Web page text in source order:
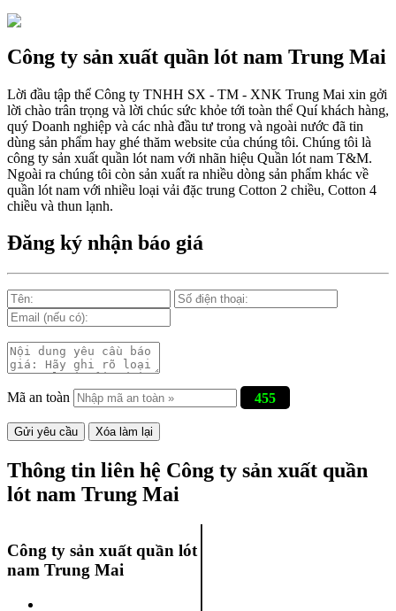
Công ty sản xuất quần lót nam Trung Mai
Lời đầu tập thể Công ty TNHH SX - TM - XNK Trung Mai xin gởi
lời chào trân trọng và lời chúc sức khỏe tới toàn thể Quí khách hàng,
quý Doanh nghiệp và các nhà đầu tư trong và ngoài nước đã tin
dùng sản phẩm hay ghé thăm website của chúng tôi. Chúng tôi là
công ty sản xuất quần lót nam với nhãn hiệu Quần lót nam T&M.
Ngoài ra chúng tôi còn sản xuất ra nhiều dòng sản phẩm khác về
quần lót nam với nhiều loại vải đặc trung Cotton 2 chiều, Cotton 4
chiều và thun lạnh.
Đăng ký nhận báo giá
Mã an toàn 455
Thông tin liên hệ Công ty sản xuất quần
lót nam Trung Mai
Công ty sản xuất quần lót
nam Trung Mai